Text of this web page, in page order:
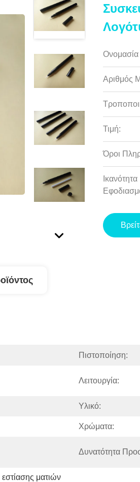
Αριθμός
Τιμή:
Όροι
Ικανότητα
Πιστοποίηση:
Λειτουργία:
Υλικό:
Χρώματα:
Δυνατότητα
ματιών